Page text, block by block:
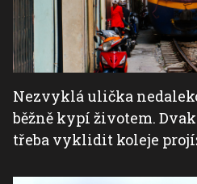
Nezvyklá ulička
běžně kypí životem.
třeba vyklidit koleje